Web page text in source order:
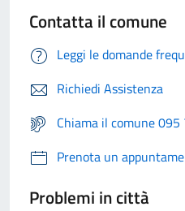
Contatta il comune
Leggi le domande
Richiedi Assistenza
Chiama il comune
Prenota un
Problemi in città